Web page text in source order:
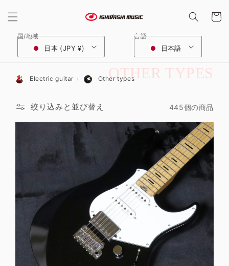
ンツに
進む
国/地域
日本 (JPY ¥)
言語
日本語
ー
コ
ョ
ン
:
OTHER TYPES
Electric guitar Other types
絞り込みと並び替え 445個の商品